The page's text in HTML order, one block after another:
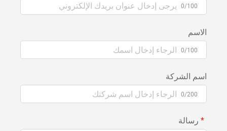
0/100
الاسم
0/100
اسم الشركة
0/200
رسالة